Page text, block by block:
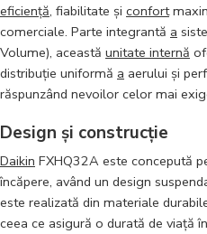
eficiență, fiabilitate și confort
comerciale. Parte integrantă a
Volume), această unitate internă
distribuție uniformă a aerului și
răspunzând nevoilor celor mai
Design și construcție
Daikin FXHQ32A este concepută
încăpere, având un design
este realizată din materiale
ceea ce asigură o durată de viață